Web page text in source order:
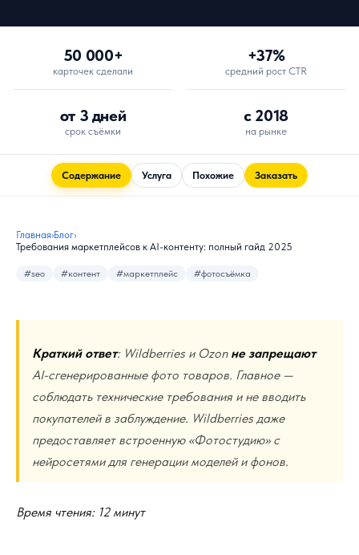
50 000+
карточек сделали
+37%
средний рост CTR
от 3 дней
срок съёмки
с 2018
на рынке
Содержание Услуга Похожие Заказать
Главная›Блог›
Требования маркетплейсов к AI-контенту: полный гайд 2025
#seo #контент #маркетплейс #фотосъёмка
Краткий ответ: Wildberries и Ozon не запрещают
AI-сгенерированные фото товаров. Главное —
соблюдать технические требования и не вводить
покупателей в заблуждение. Wildberries даже
предоставляет встроенную «Фотостудию» с
нейросетями для генерации моделей и фонов.
Время чтения: 12 минут